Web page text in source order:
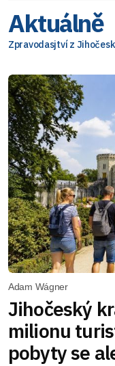
Aktuálně
Zpravodasjtví z
Adam Wágner
Jihočeský
milionu
pobyty se